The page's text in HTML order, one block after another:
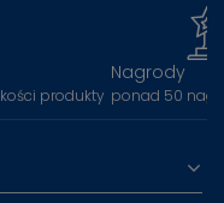
produkty
Nagrody
ponad 50